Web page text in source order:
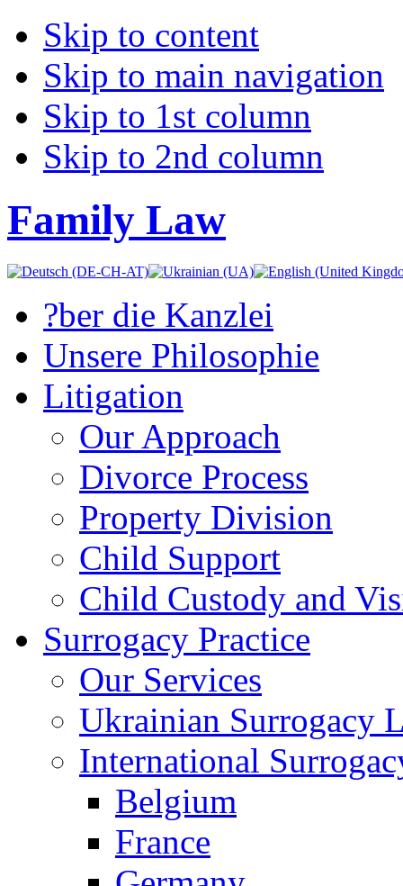
Skip to content
Skip to main navigation
Skip to 1st column
Skip to 2nd column
Family Law
?ber die Kanzlei
Unsere Philosophie
Litigation
Our Approach
Divorce Process
Property Division
Child Support
Child Custody and
Surrogacy Practice
Our Services
Ukrainian Surrogacy
International
Belgium
France